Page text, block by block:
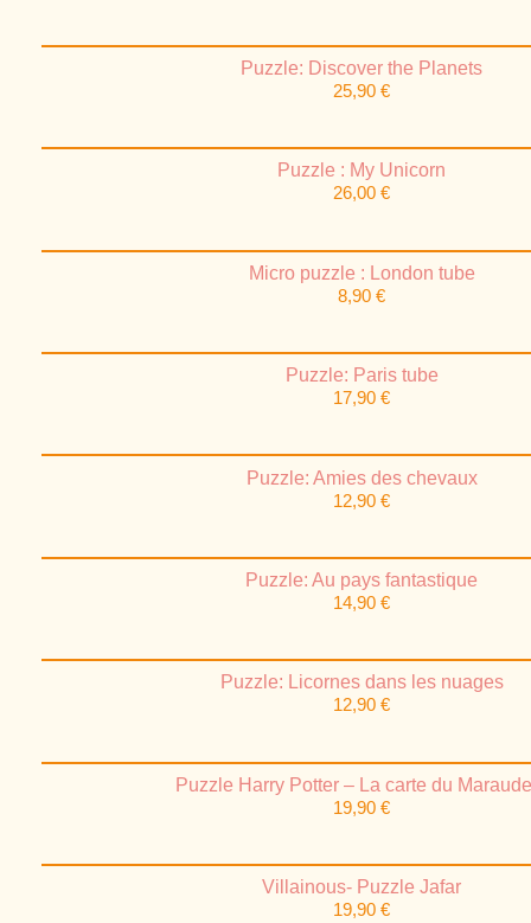
Puzzle: Discover the Planets
25,90 €
Puzzle : My Unicorn
26,00 €
Micro puzzle : London tube
8,90 €
Puzzle: Paris tube
17,90 €
Puzzle: Amies des chevaux
12,90 €
Puzzle: Au pays fantastique
14,90 €
Puzzle: Licornes dans les nuages
12,90 €
Puzzle Harry Potter – La carte du
19,90 €
Villainous- Puzzle Jafar
19,90 €